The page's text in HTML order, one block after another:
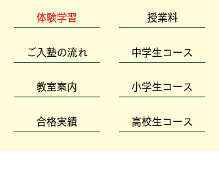
体験学習
ご入塾の流れ
教室案内
合格実績
授業料
中学生コース
小学生コース
高校生コース